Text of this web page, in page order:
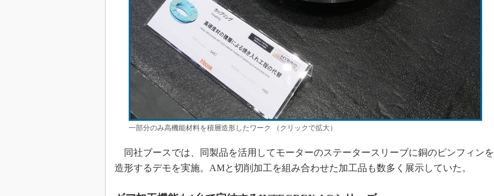
一部分のみ高機能材料を積層造形したワーク （クリックで拡大）
同社ブースでは、同製品を活用してモーターのステータースリーブに銅のピンフィンを
造形するデモを実施。AMと切削加工を組み合わせた加工品も数多く展示していた。